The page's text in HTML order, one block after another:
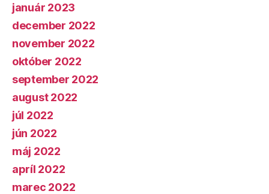
január 2023
december 2022
november 2022
október 2022
september 2022
august 2022
júl 2022
jún 2022
máj 2022
apríl 2022
marec 2022